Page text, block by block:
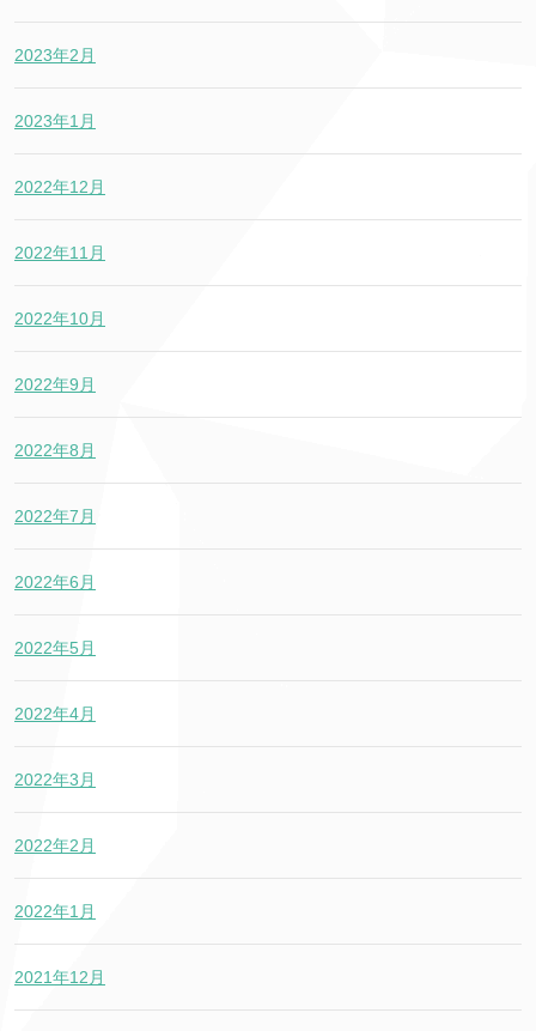
2023年2月
2023年1月
2022年12月
2022年11月
2022年10月
2022年9月
2022年8月
2022年7月
2022年6月
2022年5月
2022年4月
2022年3月
2022年2月
2022年1月
2021年12月